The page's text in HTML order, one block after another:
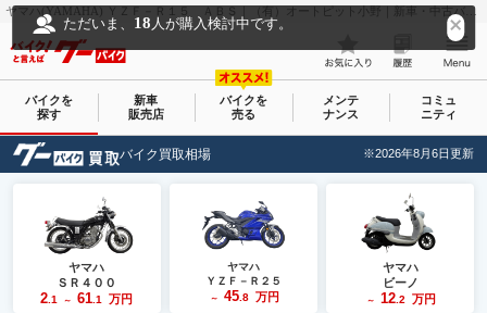
ヤマハ(YAMAHA) ＹＺＦ－Ｒ１５ ＡＢＳ｜（有）オートピット小野｜新車・中古バイクなら【グーバイク(GooBike)】
ただいま、 18 人が購入検討中です。
バイクを
探す
新車
販売店
バイクを
売る
メンテ
ナンス
コミュ
ニティ
バイク買取相場 ※2026年8月6日更新
ヤマハ
ＳＲ４００
2 .1 ～ 61 .1 万円
ヤマハ
ＹＺＦ－Ｒ２５
～ 45.8 万円
ヤマハ
ビーノ
～ 12.2 万円